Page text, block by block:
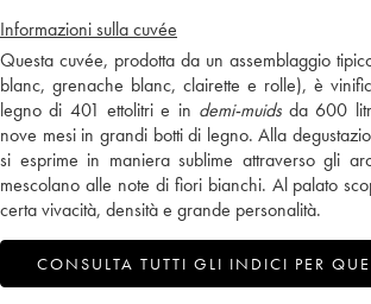
Informazioni sulla cuvée
Questa cuvée, prodotta da un assemblaggio
blanc, grenache blanc, clairette e rolle), è
legno di 401 ettolitri e in demi-muidsda 600
nove mesi in grandi botti di legno. Alla
si esprime in maniera sublime attraverso gli
mescolano alle note di fiori bianchi. Al palato
certa vivacità, densità e grande personalità.
CONSULTA TUTTI GLI INDICI PER